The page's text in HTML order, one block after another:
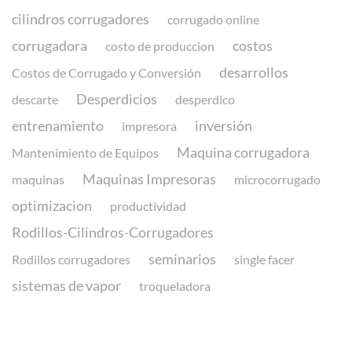
cilindros corrugadores corrugado online
corrugadora costo de produccion costos
Costos de Corrugado y Conversión desarrollos
descarte Desperdicios desperdico
entrenamiento impresora inversión
Mantenimiento de Equipos Maquina corrugadora
maquinas Maquinas Impresoras microcorrugado
optimizacion productividad
Rodillos-Cilindros-Corrugadores
Rodillos corrugadores seminarios single facer
sistemas de vapor troqueladora